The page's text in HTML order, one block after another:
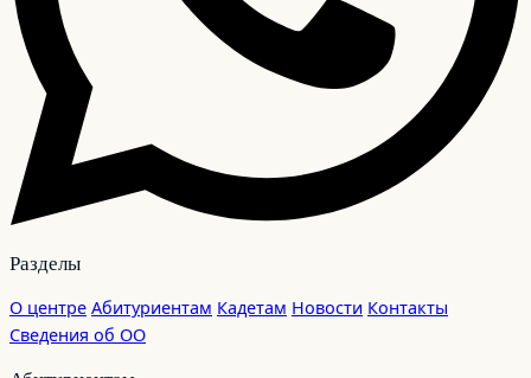
Разделы
О центре Абитуриентам Кадетам Новости Контакты
Сведения об ОО